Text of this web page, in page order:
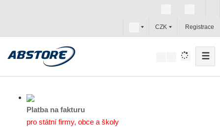
c
z
CZK Registrace
☰
Platba na fakturu
pro státní firmy, obce a školy